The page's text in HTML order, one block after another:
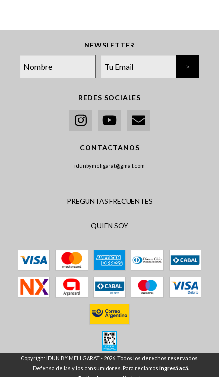
NEWSLETTER
REDES SOCIALES
CONTACTANOS
idunbymeligarat@gmail.com
PREGUNTAS FRECUENTES
QUIEN SOY
Copyright IDUN BY MELI GARAT - 2026. Todos los derechos reservados.
Defensa de las y los consumidores. Para reclamos ingresá acá.